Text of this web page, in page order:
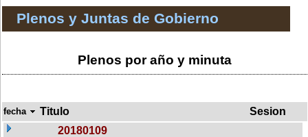
Plenos y Juntas de Gobierno
Plenos por año y minuta
fecha Titulo
Sesion
20180109